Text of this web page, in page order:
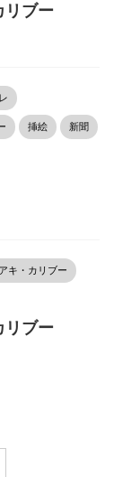
リブー
挿絵 新聞
キ・カリブー
リブー